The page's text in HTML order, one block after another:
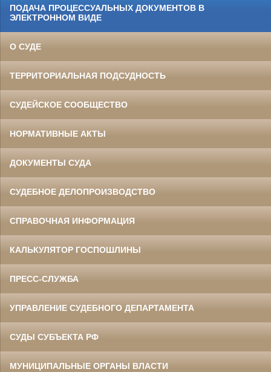
ПОДАЧА ПРОЦЕССУАЛЬНЫХ ДОКУМЕНТОВ В
ЭЛЕКТРОННОМ ВИДЕ
О СУДЕ
ТЕРРИТОРИАЛЬНАЯ ПОДСУДНОСТЬ
СУДЕЙСКОЕ СООБЩЕСТВО
НОРМАТИВНЫЕ АКТЫ
ДОКУМЕНТЫ СУДА
СУДЕБНОЕ ДЕЛОПРОИЗВОДСТВО
СПРАВОЧНАЯ ИНФОРМАЦИЯ
КАЛЬКУЛЯТОР ГОСПОШЛИНЫ
ПРЕСС-СЛУЖБА
УПРАВЛЕНИЕ СУДЕБНОГО ДЕПАРТАМЕНТА
СУДЫ СУБЪЕКТА РФ
МУНИЦИПАЛЬНЫЕ ОРГАНЫ ВЛАСТИ